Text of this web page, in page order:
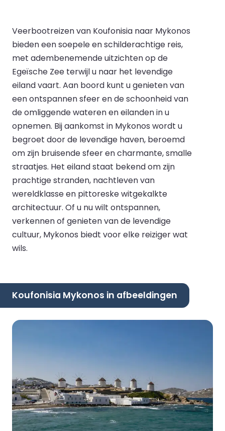
Veerbootreizen van Koufonisia naar Mykonos
bieden een soepele en schilderachtige reis,
met adembenemende uitzichten op de
Egeïsche Zee terwijl u naar het levendige
eiland vaart. Aan boord kunt u genieten van
een ontspannen sfeer en de schoonheid van
de omliggende wateren en eilanden in u
opnemen. Bij aankomst in Mykonos wordt u
begroet door de levendige haven, beroemd
om zijn bruisende sfeer en charmante, smalle
straatjes. Het eiland staat bekend om zijn
prachtige stranden, nachtleven van
wereldklasse en pittoreske witgekalkte
architectuur. Of u nu wilt ontspannen,
verkennen of genieten van de levendige
cultuur, Mykonos biedt voor elke reiziger wat
wils.
Koufonisia Mykonos in afbeeldingen